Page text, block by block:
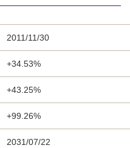
2011/11/30
+34.53%
+43.25%
+99.26%
2031/07/22